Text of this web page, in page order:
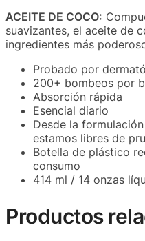
ACEITE DE COCO:
suavizantes, el aceite de
ingredientes más
Probado por
200+ bombeos por
Absorción rápida
Esencial diario
Desde la
estamos libres de
Botella de plástico
consumo
414 ml / 14 onzas
Productos